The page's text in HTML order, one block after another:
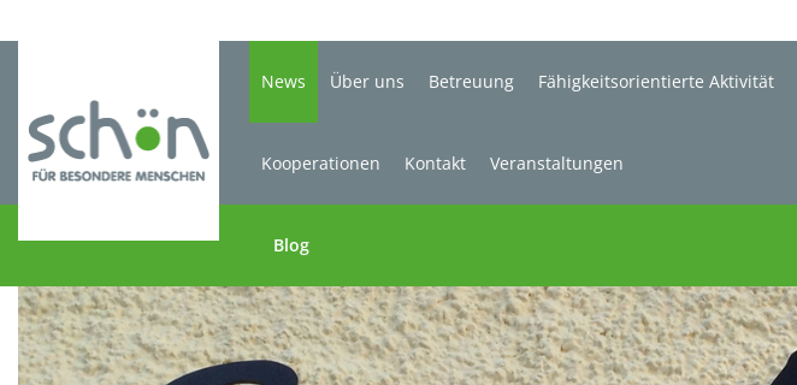
News
Blog
Über uns Betreuung Fähigkeitsorientierte Aktivität
Kooperationen Kontakt Veranstaltungen